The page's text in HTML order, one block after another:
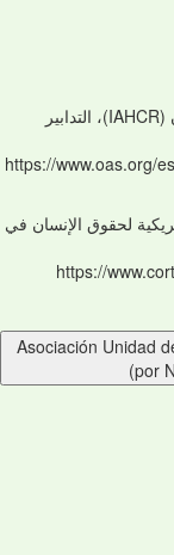
(AI translated) لجنة البلدان الأمريكية لحقوق الإنسان (IAHCR)، التدابير
https://www.oas.org/
لحقوق الإنسان في
https://
Asociación Unidad
por